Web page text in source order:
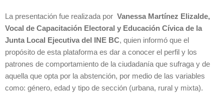
La presentación fue realizada por Vanessa Martínez Elizalde,
Vocal de Capacitación Electoral y Educación Cívica de la
Junta Local Ejecutiva del INE BC, quien informó que el
propósito de esta plataforma es dar a conocer el perfil y los
patrones de comportamiento de la ciudadanía que sufraga y de
aquella que opta por la abstención, por medio de las variables
como: género, edad y tipo de sección (urbana, rural y mixta).